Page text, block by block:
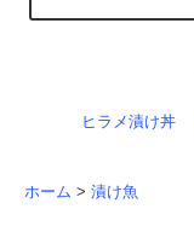
ヒラメ漬け丼
ホーム > 漬け魚